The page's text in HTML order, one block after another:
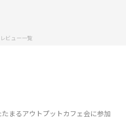
レビュー一覧
まるアウトプットカフェ会に参加